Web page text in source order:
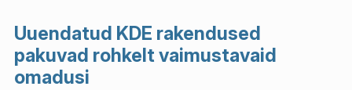
Uuendatud KDE rakendused
pakuvad rohkelt vaimustavaid
omadusi